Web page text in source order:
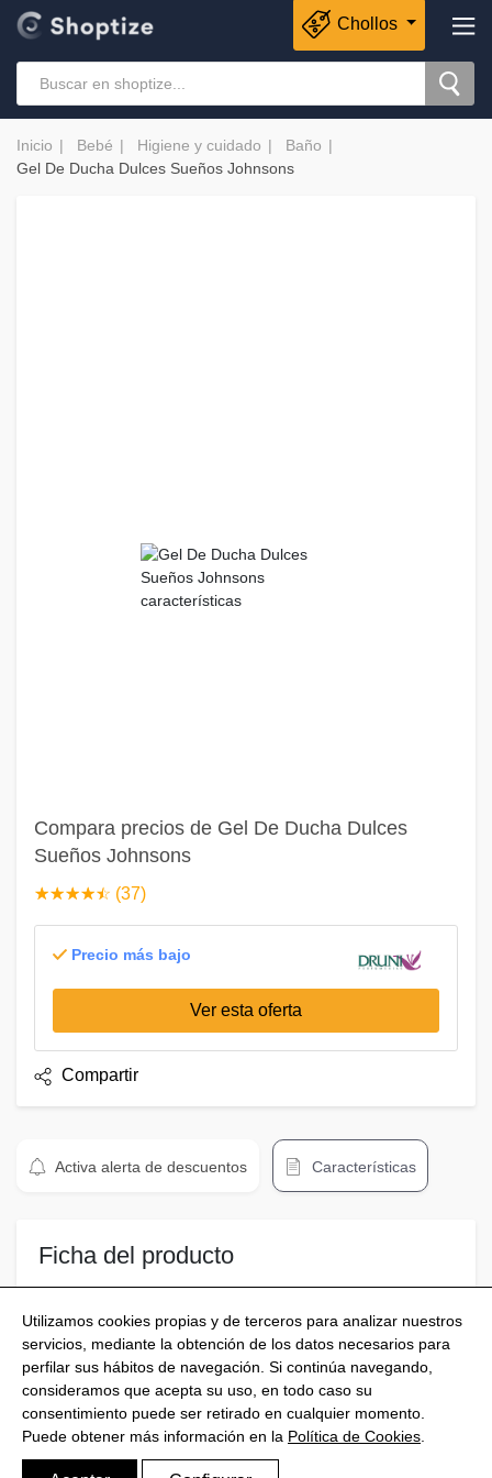
Chollos
Inicio Bebé Higiene y cuidado
Baño
Gel De Ducha Dulces Sueños Johnsons
Compara precios de Gel De Ducha Dulces
Sueños Johnsons
☆☆☆☆☆
★★★★★ (37)
Precio más bajo
Ver esta oferta
Compartir
Activa alerta de descuentos Características
Ficha del producto
Utilizamos cookies propias y de terceros para analizar nuestros
servicios, mediante la obtención de los datos necesarios para
perfilar sus hábitos de navegación. Si continúa navegando,
consideramos que acepta su uso, en todo caso su
consentimiento puede ser retirado en cualquier momento.
Puede obtener más información en la Política de Cookies